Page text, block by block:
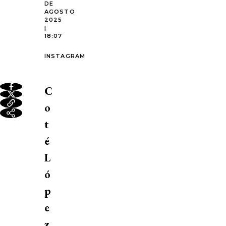
DE
AGOSTO
2025
|
18:07
INSTAGRAM
C
o
t
é
L
ó
p
e